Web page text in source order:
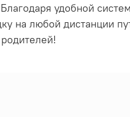
удобной
на любой дистанции